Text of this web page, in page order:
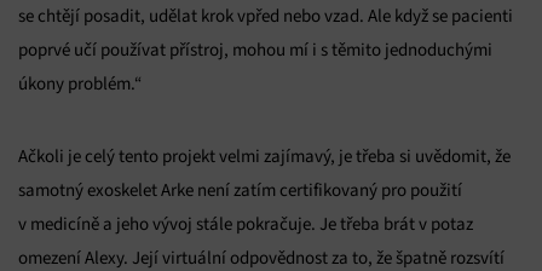
se chtějí posadit, udělat krok vpřed nebo vzad. Ale když se pacienti
poprvé učí používat přístroj, mohou mí i s těmito jednoduchými
úkony problém.“
Ačkoli je celý tento projekt velmi zajímavý, je třeba si uvědomit, že
samotný exoskelet Arke není zatím certifikovaný pro použití
v medicíně a jeho vývoj stále pokračuje. Je třeba brát v potaz
omezení Alexy. Její virtuální odpovědnost za to, že špatně rozsvítí